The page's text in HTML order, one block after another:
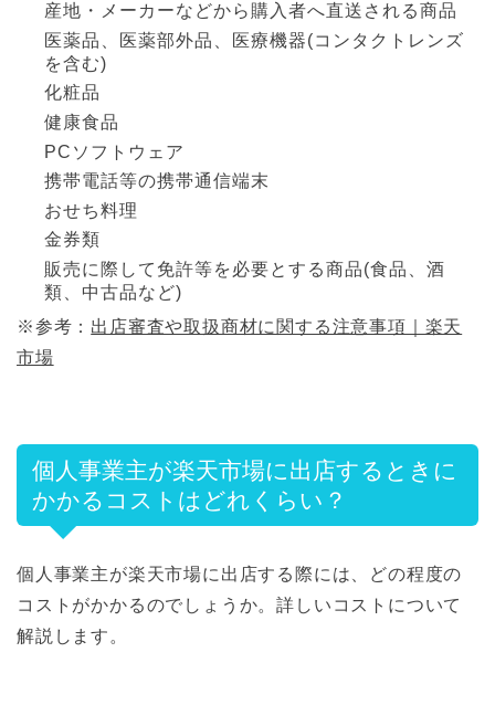
産地・メーカーなどから購入者へ直送される商品
医薬品、医薬部外品、医療機器(コンタクトレンズ
を含む)
化粧品
健康食品
PCソフトウェア
携帯電話等の携帯通信端末
おせち料理
金券類
販売に際して免許等を必要とする商品(食品、酒
類、中古品など)
※参考： 出店審査や取扱商材に関する注意事項｜楽天
市場
個人事業主が楽天市場に出店するときに
かかるコストはどれくらい？
個人事業主が楽天市場に出店する際には、どの程度の
コストがかかるのでしょうか。詳しいコストについて
解説します。